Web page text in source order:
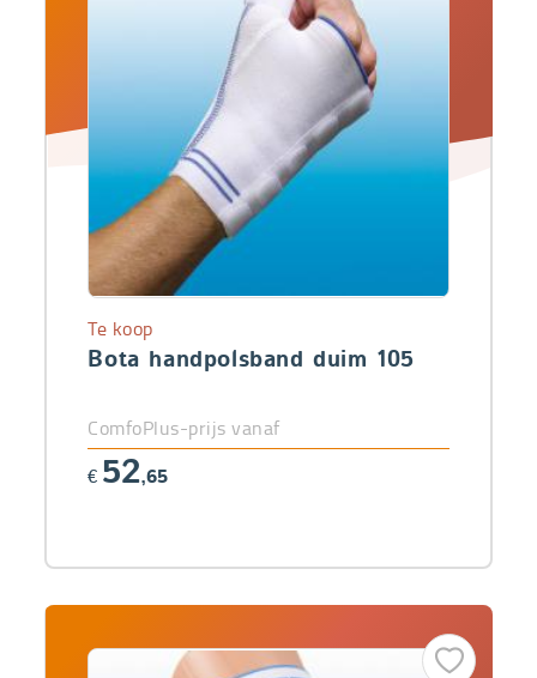
Bota handpolsband duim 105
Te koop
ComfoPlus-prijs vanaf
€ 52,65